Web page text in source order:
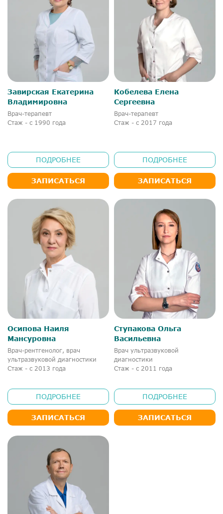
Завирская Екатерина
Владимировна
Врач-терапевт
Стаж - с 1990 года
ПОДРОБНЕЕ
ЗАПИСАТЬСЯ
Кобелева Елена
Сергеевна
Врач-терапевт
Стаж - с 2017 года
ПОДРОБНЕЕ
ЗАПИСАТЬСЯ
Осипова Наиля
Мансуровна
Врач-рентгенолог, врач
ультразвуковой диагностики
Стаж - с 2013 года
ПОДРОБНЕЕ
ЗАПИСАТЬСЯ
Ступакова Ольга
Васильевна
Врач ультразвуковой
диагностики
Стаж - с 2011 года
ПОДРОБНЕЕ
ЗАПИСАТЬСЯ